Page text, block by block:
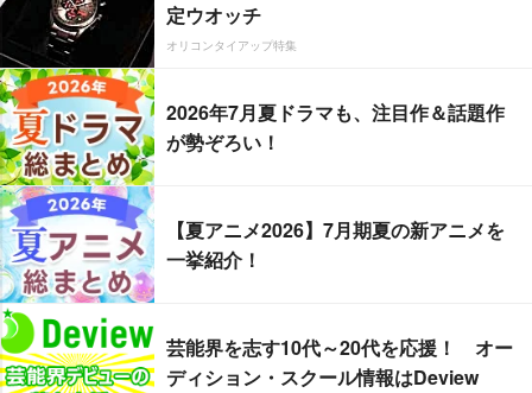
定ウオッチ
オリコンタイアップ特集
2026年7月夏ドラマも、注目作＆話題作
が勢ぞろい！
【夏アニメ2026】7月期夏の新アニメを
一挙紹介！
芸能界を志す10代～20代を応援！ オー
ディション・スクール情報はDeview